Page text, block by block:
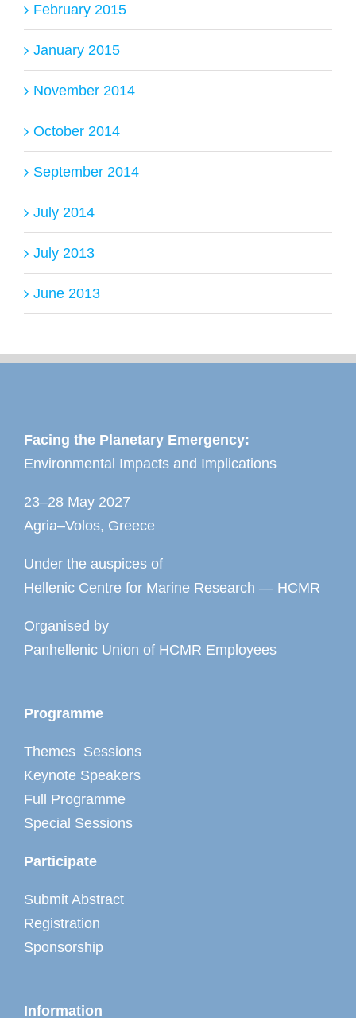
February 2015
January 2015
November 2014
October 2014
September 2014
July 2014
July 2013
June 2013
Facing the Planetary Emergency:
Environmental Impacts and Implications
23–28 May 2027
Agria–Volos, Greece
Under the auspices of
Hellenic Centre for Marine Research — HCMR
Organised by
Panhellenic Union of HCMR Employees
Programme
Themes Sessions
Keynote Speakers
Full Programme
Special Sessions
Participate
Submit Abstract
Registration
Sponsorship
Information